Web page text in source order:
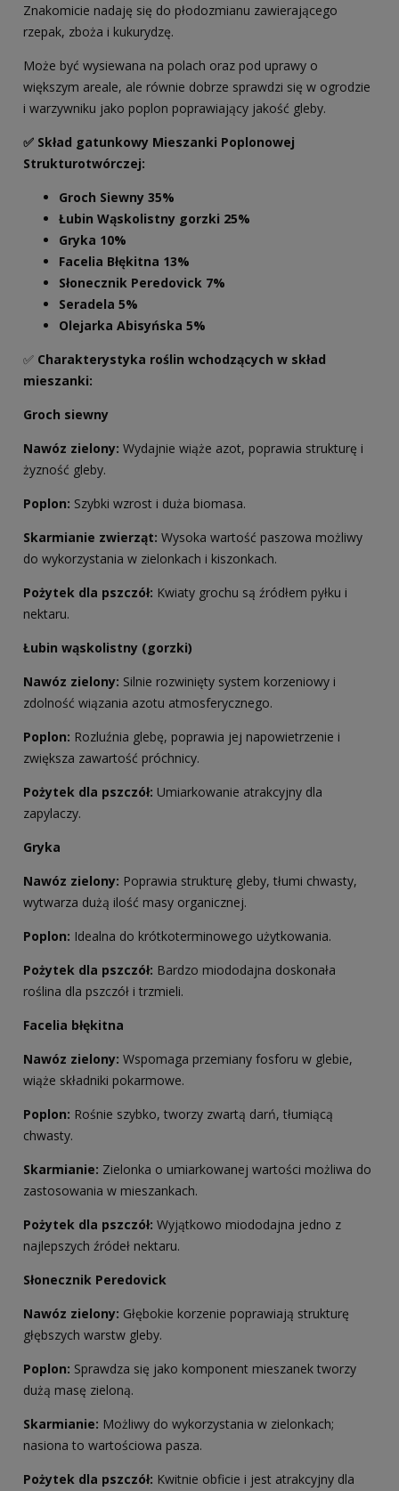
Znakomicie nadaję się do płodozmianu zawierającego
rzepak, zboża i kukurydzę.
Może być wysiewana na polach oraz pod uprawy o
większym areale, ale równie dobrze sprawdzi się w ogrodzie
i warzywniku jako poplon poprawiający jakość gleby.
✅ Skład gatunkowy Mieszanki Poplonowej
Strukturotwórczej:
Groch Siewny 35%
Łubin Wąskolistny gorzki 25%
Gryka 10%
Facelia Błękitna 13%
Słonecznik Peredovick 7%
Seradela 5%
Olejarka Abisyńska 5%
✅ Charakterystyka roślin wchodzących w skład
mieszanki:
Groch siewny
Nawóz zielony: Wydajnie wiąże azot, poprawia strukturę i
żyzność gleby.
Poplon: Szybki wzrost i duża biomasa.
Skarmianie zwierząt: Wysoka wartość paszowa możliwy
do wykorzystania w zielonkach i kiszonkach.
Pożytek dla pszczół: Kwiaty grochu są źródłem pyłku i
nektaru.
Łubin wąskolistny (gorzki)
Nawóz zielony: Silnie rozwinięty system korzeniowy i
zdolność wiązania azotu atmosferycznego.
Poplon: Rozluźnia glebę, poprawia jej napowietrzenie i
zwiększa zawartość próchnicy.
Pożytek dla pszczół: Umiarkowanie atrakcyjny dla
zapylaczy.
Gryka
Nawóz zielony: Poprawia strukturę gleby, tłumi chwasty,
wytwarza dużą ilość masy organicznej.
Poplon: Idealna do krótkoterminowego użytkowania.
Pożytek dla pszczół: Bardzo miododajna doskonała
roślina dla pszczół i trzmieli.
Facelia błękitna
Nawóz zielony: Wspomaga przemiany fosforu w glebie,
wiąże składniki pokarmowe.
Poplon: Rośnie szybko, tworzy zwartą darń, tłumiącą
chwasty.
Skarmianie: Zielonka o umiarkowanej wartości możliwa do
zastosowania w mieszankach.
Pożytek dla pszczół: Wyjątkowo miododajna jedno z
najlepszych źródeł nektaru.
Słonecznik Peredovick
Nawóz zielony: Głębokie korzenie poprawiają strukturę
głębszych warstw gleby.
Poplon: Sprawdza się jako komponent mieszanek tworzy
dużą masę zieloną.
Skarmianie: Możliwy do wykorzystania w zielonkach;
nasiona to wartościowa pasza.
Pożytek dla pszczół: Kwitnie obficie i jest atrakcyjny dla